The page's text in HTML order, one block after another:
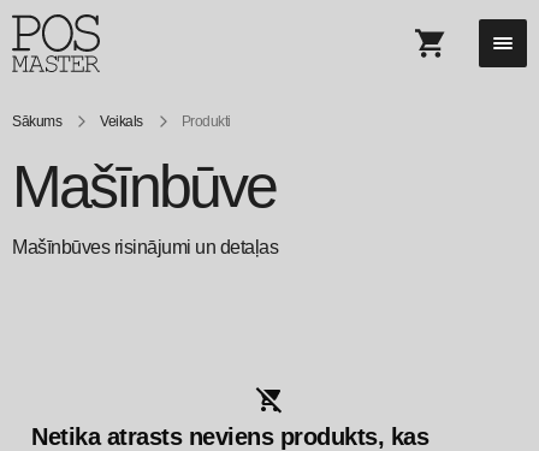
Sākums Veikals Produkti
Mašīnbūve
Mašīnbūves risinājumi un detaļas
Netika atrasts neviens produkts, kas